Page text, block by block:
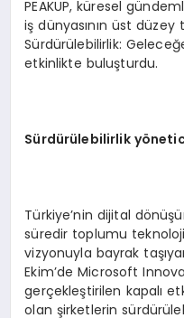
PEAKUP, küresel
iş dünyasının üst
Sürdürülebilirlik:
etkinlikte buluşturdu.
Sürdürülebilirlik yö
Türkiye’nin dijital
süredir toplumu
vizyonuyla bayrak
Ekim’de Microsoft
gerçekleştirilen kapalı
olan şirketlerin